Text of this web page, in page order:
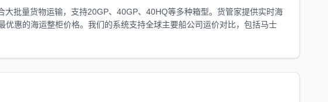
批量货物运输，支持20GP、40GP、40HQ等多种箱型。货管家提供实时海
惠的海运整柜价格。我们的系统支持全球主要船公司运价对比，包括马士